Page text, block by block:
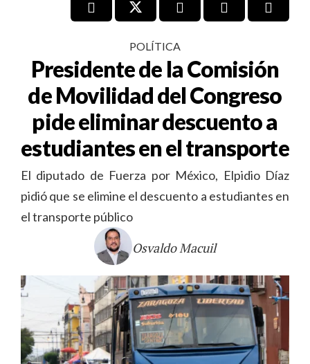
POLÍTICA
Presidente de la Comisión
de Movilidad del Congreso
pide eliminar descuento a
estudiantes en el transporte
El diputado de Fuerza por México, Elpidio Díaz
pidió que se elimine el descuento a estudiantes en
el transporte público
Osvaldo Macuil